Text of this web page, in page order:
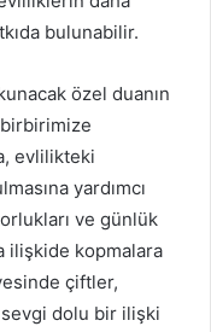
bulunabilir.
özel duanın
evlilikteki
yardımcı
ve günlük
ilişkide kopmalara
çiftler,
dolu bir ilişki